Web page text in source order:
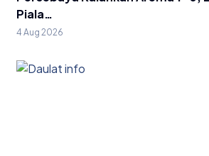
Piala…
4 Aug 2026